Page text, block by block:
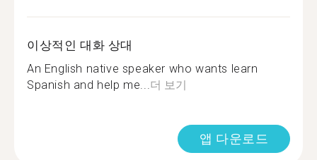
이상적인 대화 상대
An English native speaker who wants learn
Spanish and help me...더 보기
앱 다운로드